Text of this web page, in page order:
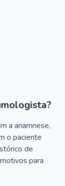
a anamnese,
o paciente
de
para